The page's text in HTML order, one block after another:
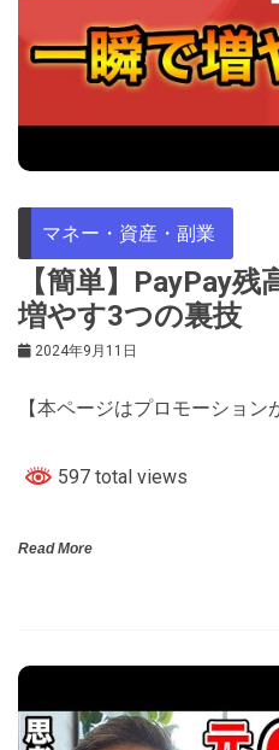
マネー・資産・副業
【簡単】PayPay
増やす3つの裏技
2024年9月11日
【本ページはプロモーショ
597 total views
Read More